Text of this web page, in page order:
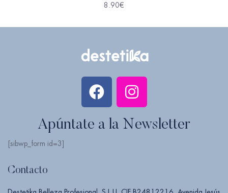
8.90€
Apúntate a la Newsletter
[sibwp_form id=3]
Contacto